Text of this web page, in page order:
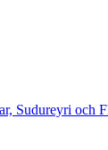
Sudureyri och